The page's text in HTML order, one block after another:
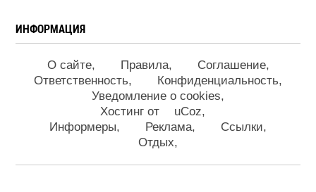
ИНФОРМАЦИЯ
О сайте Правила
Соглашение
Ответственность
Конфиденциальность
Уведомление о cookies
Хостинг от
uCoz
Информеры
Реклама
Ссылки
Отдых